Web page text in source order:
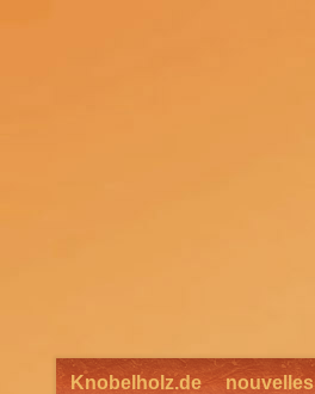
Knobelholz.de nouvelles